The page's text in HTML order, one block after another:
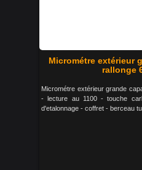
Micrométre extérieur
rallonge
Micrométre extérieur grande
- lecture au 1100 - touche
d'etalonnage - coffret - berceau